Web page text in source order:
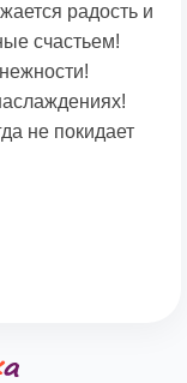
радость и
счастьем!
не покидает